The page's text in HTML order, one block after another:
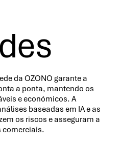
da OZONO garante a
a ponta, mantendo os
e económicos. A
baseadas em IA e as
os riscos e asseguram a
comerciais.